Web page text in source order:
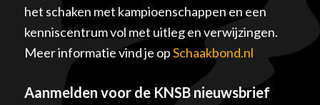
het schaken met kampioenschappen en een
kenniscentrum vol met uitleg en verwijzingen.
Meer informatie vind je opSchaakbond.nl
Aanmelden voor de KNSB nieuwsbrief